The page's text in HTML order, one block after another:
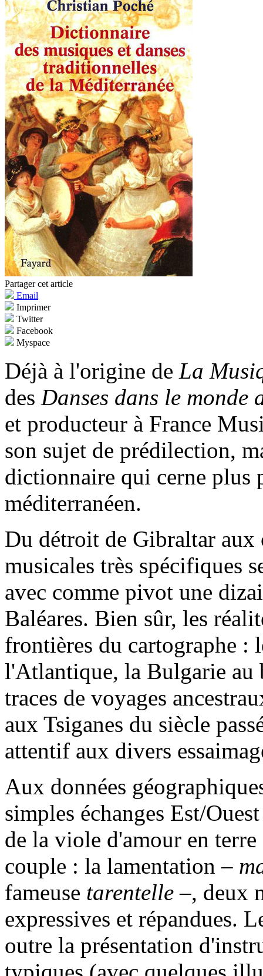
Partager cet article
Email
Imprimer
Twitter
Facebook
Myspace
Déjà à l'origine de La
des Danses dans le monde
et producteur à France
son sujet de prédilection,
dictionnaire qui cerne plus
méditerranéen.
Du détroit de Gibraltar
musicales très spécifiques
avec comme pivot une
Baléares. Bien sûr, les
frontières du cartographe :
l'Atlantique, la Bulgarie au
traces de voyages
aux Tsiganes du siècle
attentif aux divers
Aux données
simples échanges Est/
de la viole d'amour en
couple : la lamentation –
fameuse tarentelle–, deux
expressives et répandues.
outre la présentation